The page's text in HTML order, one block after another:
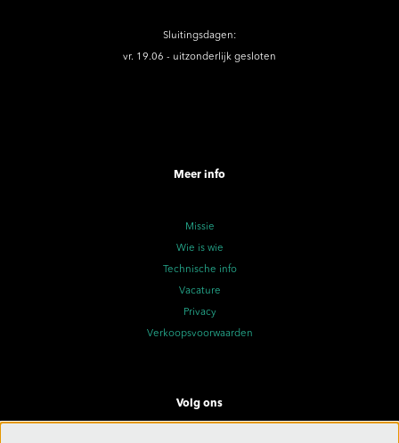
Sluitingsdagen:
vr. 19.06 - uitzonderlijk gesloten
Meer info
Missie
Wie is wie
Technische info
Vacature
Privacy
Verkoopsvoorwaarden
Volg ons